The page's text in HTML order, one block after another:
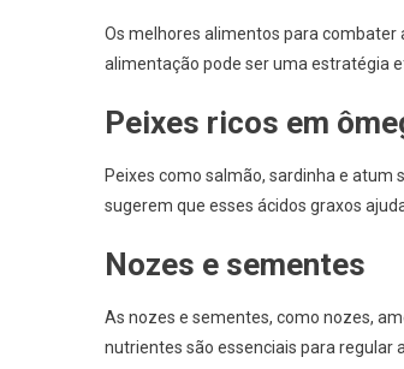
Os melhores alimentos para combater
alimentação pode ser uma estratégia
Peixes ricos em
Peixes como salmão, sardinha e atum
sugerem que esses ácidos graxos
Nozes e sementes
As nozes e sementes, como nozes,
nutrientes são essenciais para regular